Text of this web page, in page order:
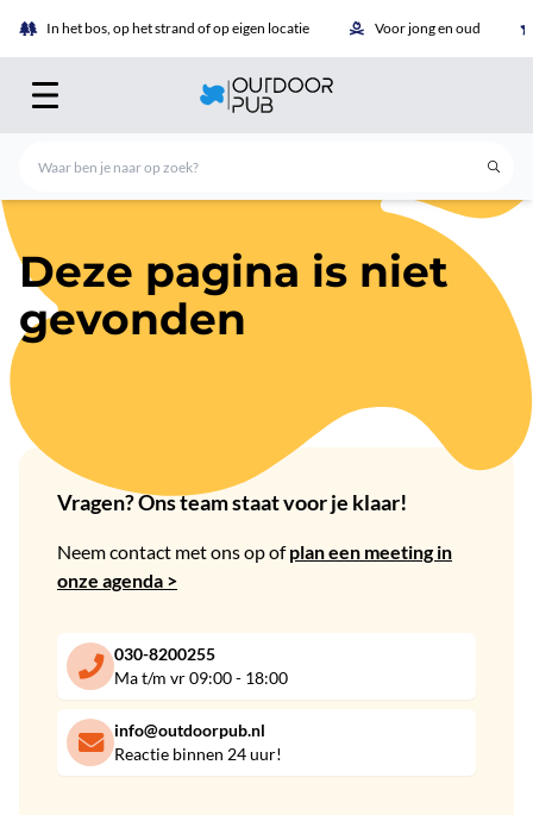
In het bos, op het strand of op eigen locatie Voor jong en oud
Deze pagina is niet
gevonden
Vragen? Ons team staat voor je klaar!
Neem contact met ons op ofplan een meeting in
onze agenda >
030-8200255
Ma t/m vr 09:00 - 18:00
info@outdoorpub.nl
Reactie binnen 24 uur!